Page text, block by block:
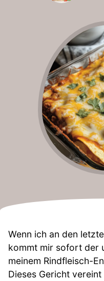
Wenn ich an den
kommt mir sofort der
meinem Rindfleisch-
Dieses Gericht